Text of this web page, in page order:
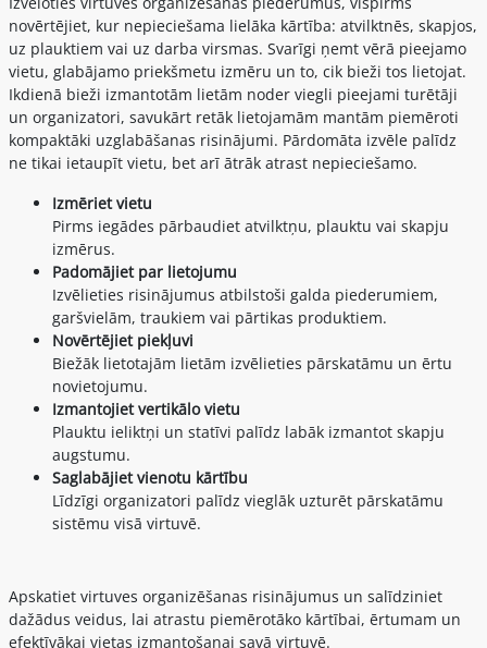
novērtējiet, kur nepieciešama lielāka kārtība: atvilktnēs, skapjos,
uz plauktiem vai uz darba virsmas. Svarīgi ņemt vērā pieejamo
vietu, glabājamo priekšmetu izmēru un to, cik bieži tos lietojat.
Ikdienā bieži izmantotām lietām noder viegli pieejami turētāji
un organizatori, savukārt retāk lietojamām mantām piemēroti
kompaktāki uzglabāšanas risinājumi. Pārdomāta izvēle palīdz
ne tikai ietaupīt vietu, bet arī ātrāk atrast nepieciešamo.
Izmēriet vietu
Pirms iegādes pārbaudiet atvilktņu, plauktu vai skapju
izmērus.
Padomājiet par lietojumu
Izvēlieties risinājumus atbilstoši galda piederumiem,
garšvielām, traukiem vai pārtikas produktiem.
Novērtējiet piekļuvi
Biežāk lietotajām lietām izvēlieties pārskatāmu un ērtu
novietojumu.
Izmantojiet vertikālo vietu
Plauktu ieliktņi un statīvi palīdz labāk izmantot skapju
augstumu.
Saglabājiet vienotu kārtību
Līdzīgi organizatori palīdz vieglāk uzturēt pārskatāmu
sistēmu visā virtuvē.
Apskatiet virtuves organizēšanas risinājumus un salīdziniet
dažādus veidus, lai atrastu piemērotāko kārtībai, ērtumam un
efektīvākai vietas izmantošanai savā virtuvē.